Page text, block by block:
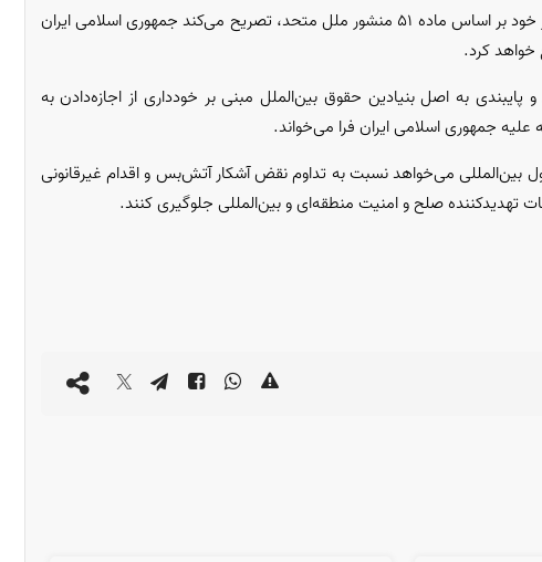
وزارت امور خارجه جمهوری اسلامی ایران ضمن تأکید بر حق ذاتی و مشروع کشور برای دفاع از خود بر اساس ماده ۵۱ منشور ملل متحد، تصریح می‌کند جمهوری اسلامی ایران
خواهد کرد.
به اصل بنیادین حقوق بین‌الملل مبنی بر خودداری از اجازه‌دادن به
علیه جمهوری اسلامی ایران فرا می‌خواند.
بین‌المللی می‌خواهد نسبت به تداوم نقض آشکار آتش‌بس و اقدام غیرقانونی
تهدیدکننده صلح و امنیت منطقه‌ای و بین‌المللی جلوگیری کنند.